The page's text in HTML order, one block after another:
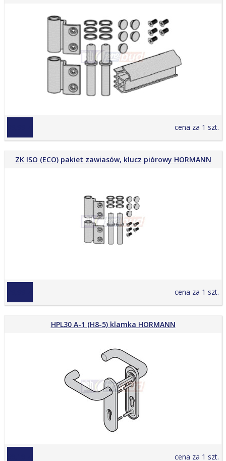
cena za 1 szt.
ZK ISO (ECO) pakiet zawiasów, klucz piórowy HORMANN
cena za 1 szt.
HPL30 A-1 (H8-5) klamka HORMANN
cena za 1 szt.